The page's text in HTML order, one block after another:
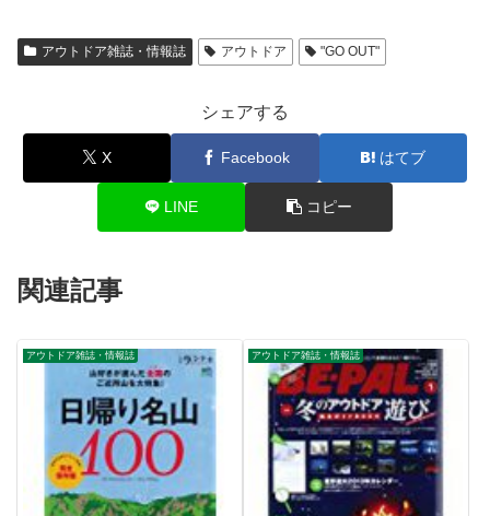
アウトドア雑誌・情報誌 アウトドア "GO OUT"
シェアする
X Facebook はてブ
LINE コピー
関連記事
アウトドア雑誌・情報誌 アウトドア雑誌・情報誌